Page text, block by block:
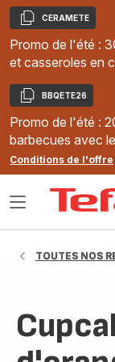
Copier
CERAMETE
Promo de l'été :
et casseroles en
Copier
BBQETE26
Promo de l'été :
barbecues avec
Conditions de l'offre
Ouvrir
TOUTES NOS